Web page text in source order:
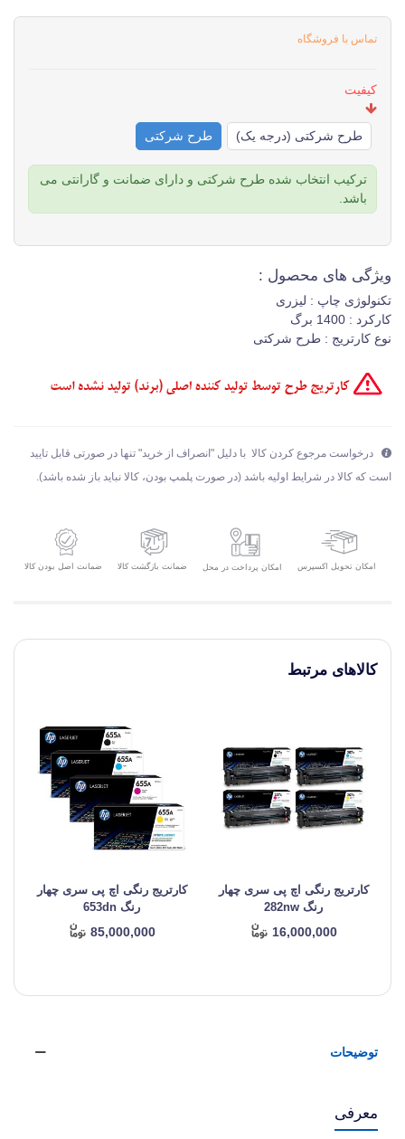
تماس با فروشگاه
کیفیت
طرح شرکتی (درجه یک) طرح شرکتی
ترکیب انتخاب شده طرح شرکتی و دارای ضمانت و گارانتی می
باشد.
ویژگی های محصول :
تکنولوژی چاپ : لیزری
کارکرد : 1400 برگ
نوع کارتریج : طرح شرکتی
درخواست مرجوع کردن کالا با دلیل "انصراف از خرید" تنها در صورتی قابل تایید
است که کالا در شرایط اولیه باشد (در صورت پلمپ بودن، کالا نباید باز شده باشد).
امکان تحویل اکسپرس امکان پرداخت در محل ضمانت بازگشت کالا ضمانت اصل بودن کالا
کالاهای مرتبط
کارتریج رنگی اچ پی سری چهار
رنگ 282nw
16,000,000
کارتریج رنگی اچ پی سری چهار
رنگ 653dn
85,000,000
توضیحات
معرفی